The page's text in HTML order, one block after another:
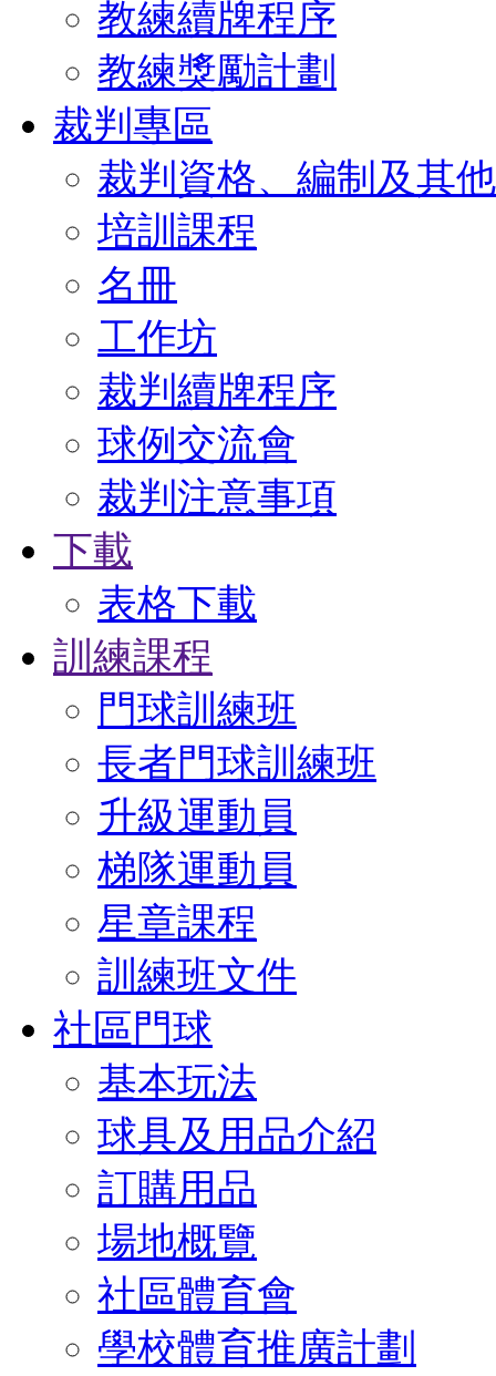
教練續牌程序
教練獎勵計劃
裁判專區
裁判資格、編制及其
培訓課程
名冊
工作坊
裁判續牌程序
球例交流會
裁判注意事項
下載
表格下載
訓練課程
門球訓練班
長者門球訓練班
升級運動員
梯隊運動員
星章課程
訓練班文件
社區門球
基本玩法
球具及用品介紹
訂購用品
場地概覽
社區體育會
學校體育推廣計劃